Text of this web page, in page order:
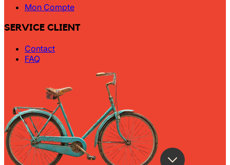
Mon Compte
SERVICE CLIENT
Contact
FAQ